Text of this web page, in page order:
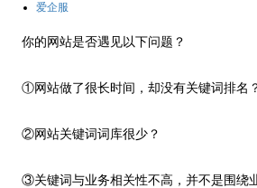
爱企服
你的网站是否遇见以下问题？
①网站做了很长时间，却没有关键词排名
②网站关键词词库很少？
③关键词与业务相关性不高，并不是围绕